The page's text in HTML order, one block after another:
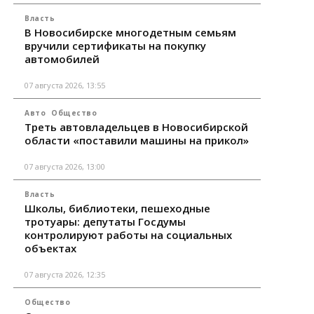
Власть
В Новосибирске многодетным семьям
вручили сертификаты на покупку
автомобилей
07 августа 2026, 13:55
Авто Общество
Треть автовладельцев в Новосибирской
области «поставили машины на прикол»
07 августа 2026, 13:00
Власть
Школы, библиотеки, пешеходные
тротуары: депутаты Госдумы
контролируют работы на социальных
объектах
07 августа 2026, 12:35
Общество